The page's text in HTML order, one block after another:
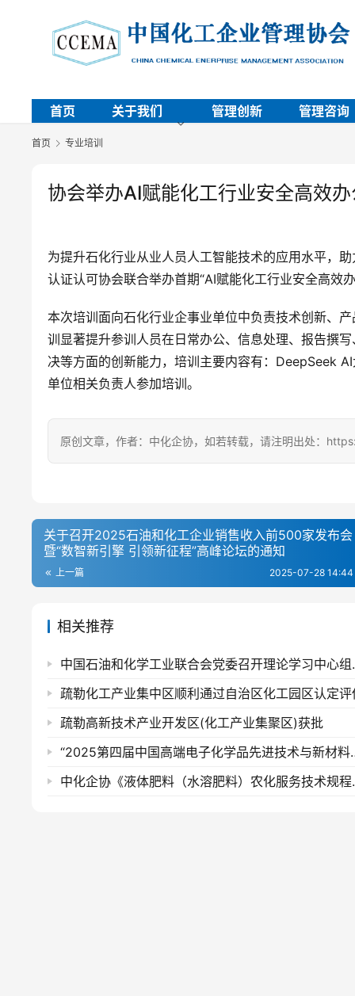
首页 关于我们 管理创新 管理咨询
首页 专业培训
协会举办AI赋能化工行业安全高效
为提升石化行业从业人员人工智能技术的应用水平，
认证认可协会联合举办首期“AI赋能化工行业安全高效
本次培训面向石化行业企事业单位中负责技术创新、
训显著提升参训人员在日常办公、信息处理、报告撰
决等方面的创新能力，培训主要内容有：DeepSeek
单位相关负责人参加培训。
原创文章，作者：中化企协，如若转载，请注明出处：
关于召开2025石油和化工企业销售收入前500家发布会
暨“数智新引擎 引领新征程”高峰论坛的通知
上一篇 2025-07-28 14:44
相关推荐
中国石油和
疏勒化工产业集中区顺利通过自治区化工园区认定评
疏勒高新技术产业开发区(化工产业集聚区)获批
“2025第四届中国
中化企协《